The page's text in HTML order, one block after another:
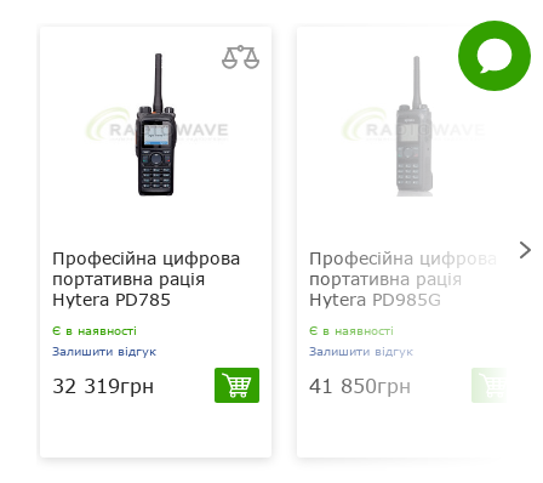
Задати
питання
Професійна цифрова
портативна рація
Hytera PD785
Є в наявності
Залишити відгук
32 319грн
Професійна цифрова
портативна рація
Hytera PD985G
Є в наявності
Залишити відгук
41 850грн